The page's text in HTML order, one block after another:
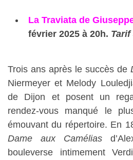
La Traviata de
février 2025 à 20h. Tarif
Trois ans après le succès de
Niermeyer et Melody
de Dijon et posent un
rendez-vous manqué le
émouvant du répertoire. En
Dame aux Camélias
bouleverse intimement